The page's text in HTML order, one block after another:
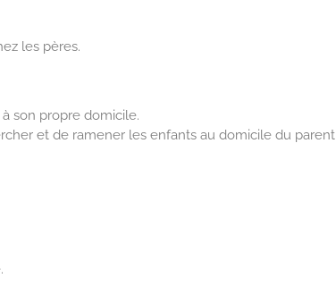
les pères.
son propre domicile.
et de ramener les enfants au domicile du parent